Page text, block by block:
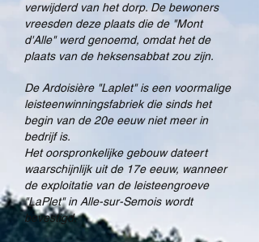
verwijderd van het dorp. De bewoners
vreesden deze plaats die de "Mont
d'Alle" werd genoemd, omdat het de
plaats van de heksensabbat zou zijn.
De Ardoisière "Laplet" is een voormalige
leisteenwinningsfabriek die sinds het
begin van de 20e eeuw niet meer in
bedrijf is.
Het oorspronkelijke gebouw dateert
waarschijnlijk uit de 17e eeuw, wanneer
de exploitatie van de leisteengroeve
"LaPlet" in Alle-sur-Semois wordt
bevestigd.